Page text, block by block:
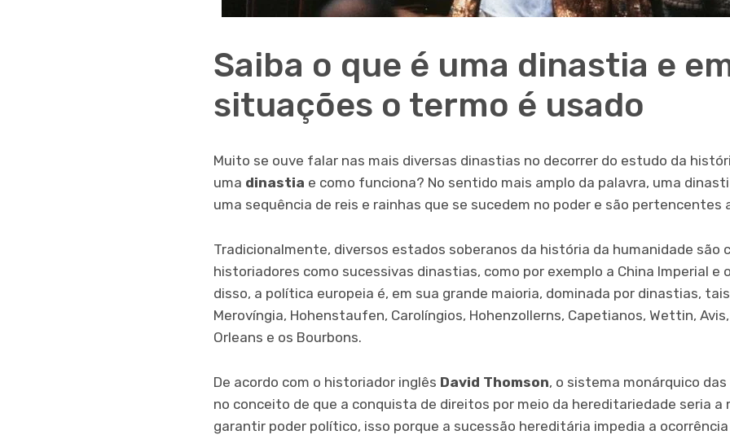
Saiba o que é uma dinastia e
situações o termo é usado
Muito se ouve falar nas mais diversas dinastias no decorrer do estudo da
uma dinastia e como funciona? No sentido mais amplo da palavra, uma
uma sequência de reis e rainhas que se sucedem no poder e são pertencentes
Tradicionalmente, diversos estados soberanos da história da humanidade são
historiadores como sucessivas dinastias, como por exemplo a China Imperial e
disso, a política europeia é, em sua grande maioria, dominada por dinastias,
Merovíngia, Hohenstaufen, Carolíngios, Hohenzollerns, Capetianos, Wettin,
Orleans e os Bourbons.
De acordo com o historiador inglês David Thomson, o sistema monárquico
no conceito de que a conquista de direitos por meio da hereditariedade seria a
garantir poder político, isso porque a sucessão hereditária impedia a